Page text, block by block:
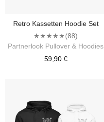
Retro Kassetten Hoodie Set
★★★★★(88)
Partnerlook Pullover & Hoodies
59,90 €